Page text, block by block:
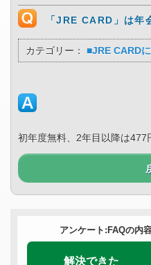
「JRE CARD」は年
カテゴリー： ■JRE CARD
初年度無料、2年目以降は477
アンケート:FAQの内
解決できた